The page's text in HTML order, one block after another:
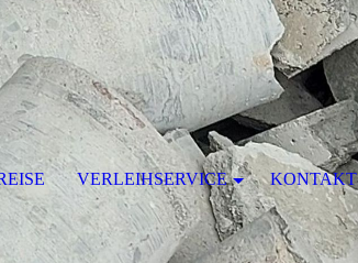
VERLEIHSERVICE KONTAKT